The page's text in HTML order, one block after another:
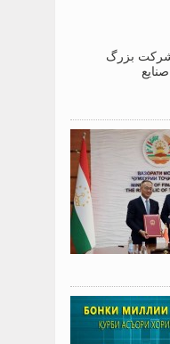
سه شرکت بزرگ